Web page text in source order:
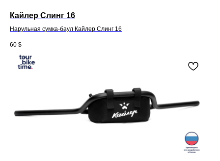
Кайлер Слинг 16
Нарульная сумка-баул Кайлер Слинг 16
60 $